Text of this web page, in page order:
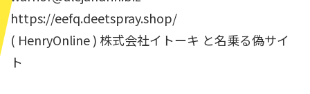
https://eefq.deetspray.shop/
( HenryOnline ) 株式会社イトーキ と名乗る偽サイ
ト